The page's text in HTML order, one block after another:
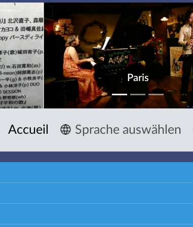
Paris
Accueil Sprache auswählen